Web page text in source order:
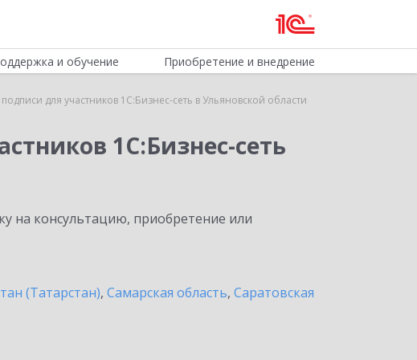
и обучение Приобретение и внедрение
для участников 1С:Бизнес-сеть в Ульяновской области
1С:Бизнес-сеть
на консультацию, приобретение или
(Татарстан), Самарская область, Саратовская